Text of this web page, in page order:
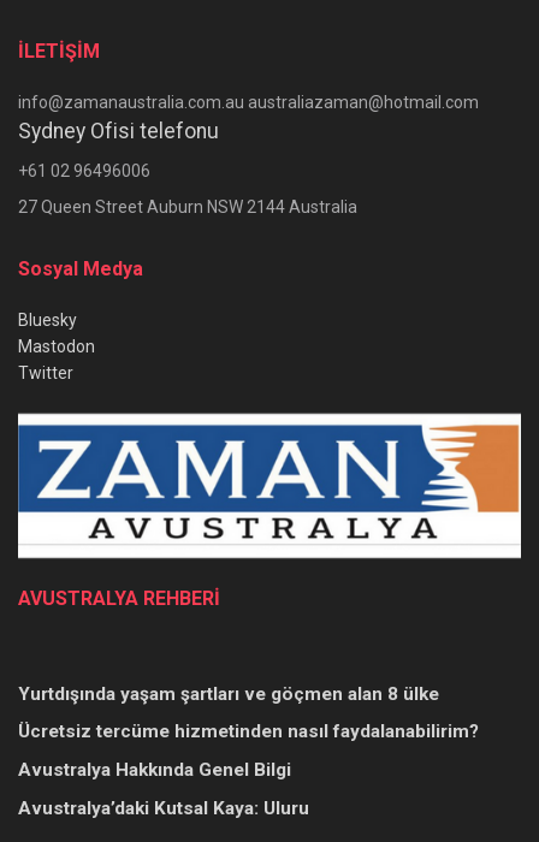
İLETİŞİM
info@zamanaustralia.com.au australiazaman@hotmail.com
Sydney Ofisi telefonu
+61 02 96496006
27 Queen Street Auburn NSW 2144 Australia
Sosyal Medya
Bluesky
Mastodon
Twitter
AVUSTRALYA REHBERİ
Yurtdışında yaşam şartları ve göçmen alan 8 ülke
Ücretsiz tercüme hizmetinden nasıl faydalanabilirim?
Avustralya Hakkında Genel Bilgi
Avustralya’daki Kutsal Kaya: Uluru